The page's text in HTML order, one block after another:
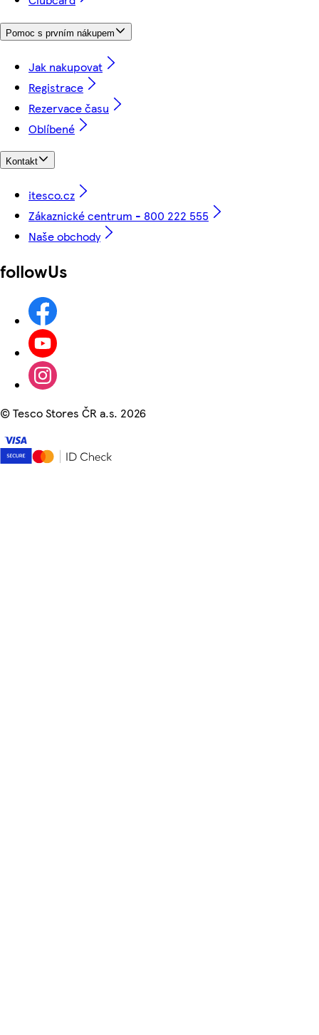
Pomoc s prvním nákupem
Jak nakupovat
Registrace
Rezervace času
Oblíbené
Kontakt
itesco.cz
Zákaznické centrum - 800 222 555
Naše obchody
followUs
©Tesco Stores ČR a.s. 2026